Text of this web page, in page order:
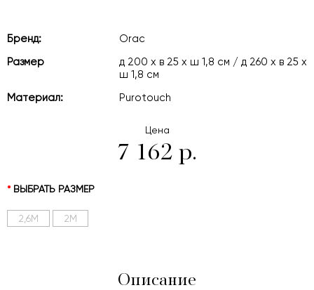
Бренд:
Orac
Размер
д 200 x в 25 x ш 1,8 см / д 260 x в 25 x
ш 1,8 см
Материал:
Purotouch
Цена
7 162 р.
ВЫБРАТЬ РАЗМЕР
2,6М 2М
Описание